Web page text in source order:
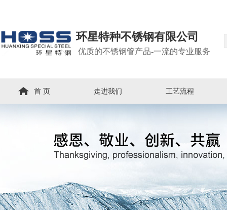
环星特种不锈钢有限公司
优质的不锈钢管产品-一流的专业服务
首 页 走进我们 工艺流程